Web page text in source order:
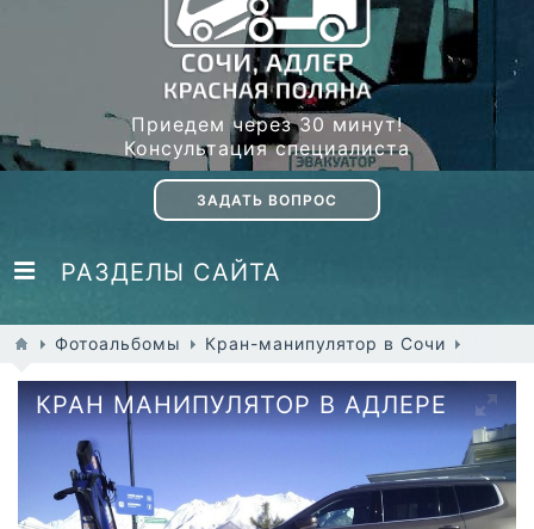
Приедем через 30 минут!
Консультация специалиста
ЗАДАТЬ ВОПРОС
РАЗДЕЛЫ САЙТА
Фотоальбомы Кран-манипулятор в Сочи
КРАН МАНИПУЛЯТОР В АДЛЕРЕ